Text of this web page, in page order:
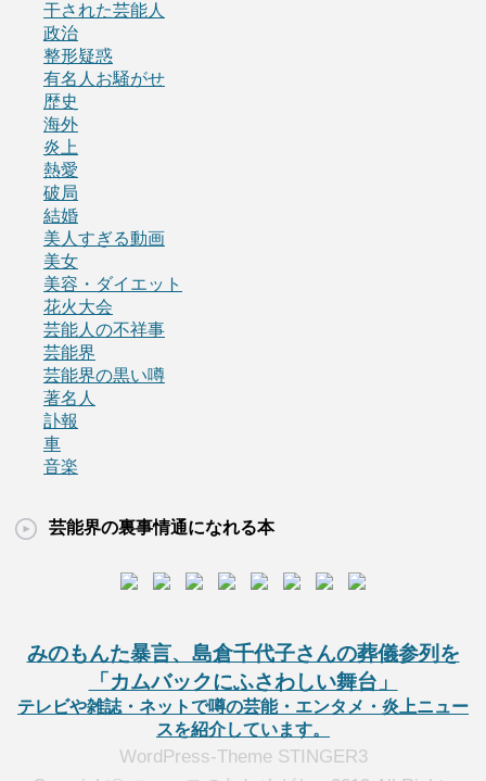
干された芸能人
政治
整形疑惑
有名人お騒がせ
歴史
海外
炎上
熱愛
破局
結婚
美人すぎる動画
美女
美容・ダイエット
花火大会
芸能人の不祥事
芸能界
芸能界の黒い噂
著名人
訃報
車
音楽
芸能界の裏事情通になれる本
みのもんた暴言、島倉千代子さんの葬儀参列を
「カムバックにふさわしい舞台」
テレビや雑誌・ネットで噂の芸能・エンタメ・炎上ニュー
スを紹介しています。
WordPress-Theme STINGER3